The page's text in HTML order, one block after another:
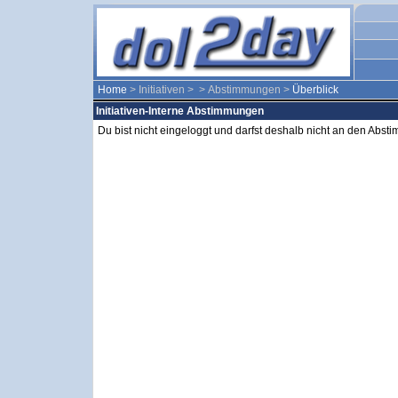
Home > Initiativen > > Abstimmungen > Überblick
Initiativen-Interne Abstimmungen
Du bist nicht eingeloggt und darfst deshalb nicht an den